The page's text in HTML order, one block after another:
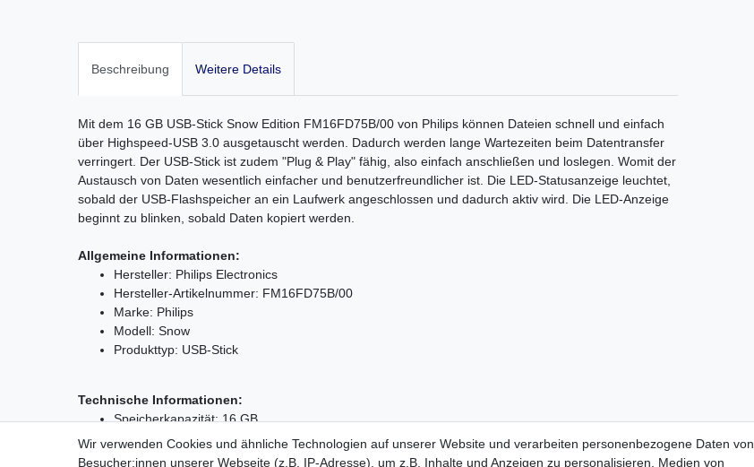
Beschreibung Weitere Details
Mit dem 16 GB USB-Stick Snow Edition FM16FD75B/00 von Philips können Dateien schnell und einfach
über Highspeed-USB 3.0 ausgetauscht werden. Dadurch werden lange Wartezeiten beim Datentransfer
verringert. Der USB-Stick ist zudem "Plug & Play" fähig, also einfach anschließen und loslegen. Womit der
Austausch von Daten wesentlich einfacher und benutzerfreundlicher ist. Die LED-Statusanzeige leuchtet,
sobald der USB-Flashspeicher an ein Laufwerk angeschlossen und dadurch aktiv wird. Die LED-Anzeige
beginnt zu blinken, sobald Daten kopiert werden.
Allgemeine Informationen:
Hersteller: Philips Electronics
Hersteller-Artikelnummer: FM16FD75B/00
Marke: Philips
Modell: Snow
Produkttyp: USB-Stick
Technische Informationen:
Speicherkapazität: 16 GB
Schnittstellen: USB 3.0
Systemvoraussetzungen: Win ME/2000/XP/Vista/7/8/10, ab Mac OS 9.0, ab Linux 2.4
Wir verwenden Cookies und ähnliche Technologien auf unserer Website und verarbeiten personenbezogene Daten von
Besucher:innen unserer Webseite (z.B. IP-Adresse), um z.B. Inhalte und Anzeigen zu personalisieren, Medien von